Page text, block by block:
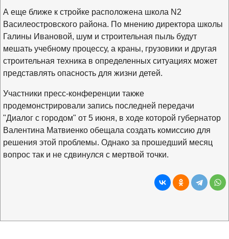
А еще ближе к стройке расположена школа N2
Василеостровского района. По мнению директора школы
Галины Ивановой, шум и строительная пыль будут
мешать учебному процессу, а краны, грузовики и другая
строительная техника в определенных ситуациях может
представлять опасность для жизни детей.
Участники пресс-конференции также
продемонстрировали запись последней передачи
"Диалог с городом" от 5 июня, в ходе которой губернатор
Валентина Матвиенко обещала создать комиссию для
решения этой проблемы. Однако за прошедший месяц
вопрос так и не сдвинулся с мертвой точки.